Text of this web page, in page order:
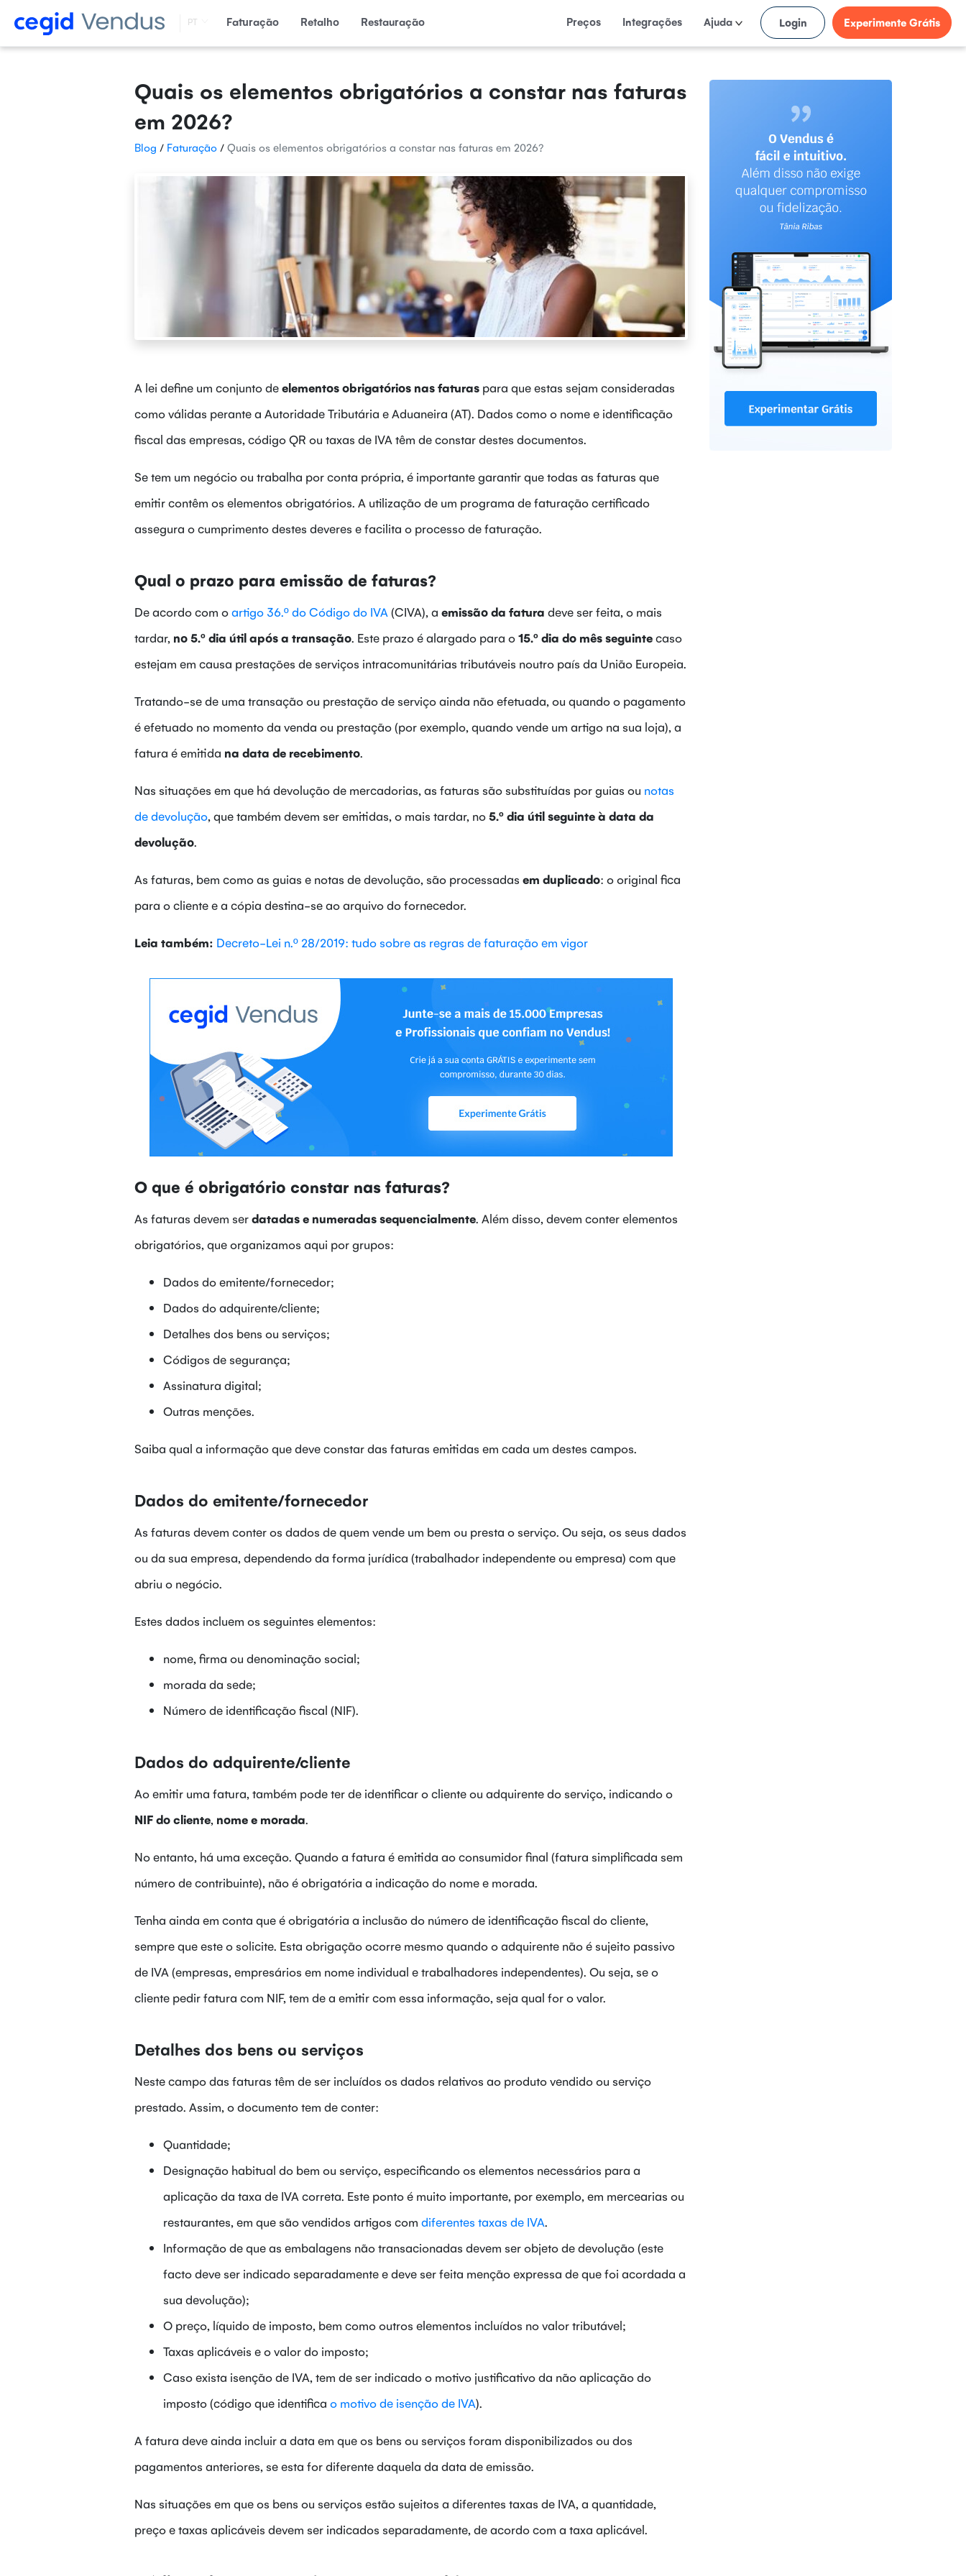
PT Faturação Retalho Restauração Preços Integrações Ajuda Login Experimente Grátis
Quais os elementos obrigatórios a constar nas faturas
em 2026?
Blog / Faturação / Quais os elementos obrigatórios a constar nas faturas em 2026?
A lei define um conjunto deelementos obrigatórios nas faturas para que estas sejam consideradas
como válidas perante a Autoridade Tributária e Aduaneira (AT). Dados como o nome e identificação
fiscal das empresas, código QR ou taxas de IVA têm de constar destes documentos.
Se tem um negócio ou trabalha por conta própria, é importante garantir que todas as faturas que
emitir contêm os elementos obrigatórios. A utilização de um programa de faturação certificado
assegura o cumprimento destes deveres e facilita o processo de faturação.
Qual o prazo para emissão de faturas?
De acordo com oartigo 36.º do Código do IVA (CIVA), a emissão da fatura deve ser feita, o mais
tardar, no5.º dia útil após a transação. Este prazo é alargado para o15.º dia do mês seguintecaso
estejam em causa prestações de serviços intracomunitárias tributáveis noutro país da União Europeia.
Tratando-se de uma transação ou prestação de serviço ainda não efetuada, ou quando o pagamento
é efetuado no momento da venda ou prestação (por exemplo, quando vende um artigo na sua loja), a
fatura é emitida na data de recebimento.
Nas situações em que há devolução de mercadorias, as faturas são substituídas por guias ou notas
de devolução, que também devem ser emitidas, o mais tardar, no5.º dia útil seguinte à data da
devolução.
As faturas, bem como as guias e notas de devolução, são processadas em duplicado: o original fica
para o cliente e a cópia destina-se ao arquivo do fornecedor.
Leia também: Decreto-Lei n.º 28/2019: tudo sobre as regras de faturação em vigor
O que é obrigatório constar nas faturas?
As faturas devem serdatadas e numeradas sequencialmente. Além disso, devem conter elementos
obrigatórios, que organizamos aqui por grupos:
Dados do emitente/fornecedor;
Dados do adquirente/cliente;
Detalhes dos bens ou serviços;
Códigos de segurança;
Assinatura digital;
Outras menções.
Saiba qual a informação que deve constar das faturas emitidas em cada um destes campos.
Dados do emitente/fornecedor
As faturas devem conter os dados de quem vende um bem ou presta o serviço. Ou seja, os seus dados
ou da sua empresa, dependendo da forma jurídica (trabalhador independente ou empresa) com que
abriu o negócio.
Estes dados incluem os seguintes elementos:
nome, firma ou denominação social;
morada da sede;
Número de identificação fiscal (NIF).
Dados do adquirente/cliente
Ao emitir uma fatura, também pode ter de identificar o cliente ou adquirente do serviço, indicando o
NIF do cliente, nome e morada.
No entanto, há uma exceção. Quando a fatura é emitida ao consumidor final (fatura simplificada sem
número de contribuinte), não é obrigatória a indicação do nome e morada.
Tenha ainda em conta que é obrigatória a inclusão do número de identificação fiscal do cliente,
sempre que este o solicite. Esta obrigação ocorre mesmo quando o adquirente não é sujeito passivo
de IVA (empresas, empresários em nome individual e trabalhadores independentes). Ou seja, se o
cliente pedir fatura com NIF, tem de a emitir com essa informação, seja qual for o valor.
Detalhes dos bens ou serviços
Neste campo das faturas têm de ser incluídos os dados relativos ao produto vendido ou serviço
prestado. Assim, o documento tem de conter:
Quantidade;
Designação habitual do bem ou serviço, especificando os elementos necessários para a
aplicação da taxa de IVA correta. Este ponto é muito importante, por exemplo, em mercearias ou
restaurantes, em que são vendidos artigos com diferentes taxas de IVA.
Informação de que as embalagens não transacionadas devem ser objeto de devolução (este
facto deve ser indicado separadamente e deve ser feita menção expressa de que foi acordada a
sua devolução);
O preço, líquido de imposto, bem como outros elementos incluídos no valor tributável;
Taxas aplicáveis e o valor do imposto;
Caso exista isenção de IVA, tem de ser indicado o motivo justificativo da não aplicação do
imposto (código que identifica o motivo de isenção de IVA).
A fatura deve ainda incluir a data em que os bens ou serviços foram disponibilizados ou dos
pagamentos anteriores, se esta for diferente daquela da data de emissão.
Nas situações em que os bens ou serviços estão sujeitos a diferentes taxas de IVA, a quantidade,
preço e taxas aplicáveis devem ser indicados separadamente, de acordo com a taxa aplicável.